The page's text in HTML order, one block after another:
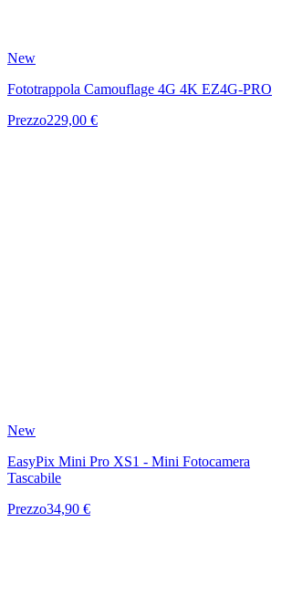
New
Fototrappola Camouflage 4G 4K EZ4G-PRO
Prezzo229,00 €
New
EasyPix Mini Pro XS1 - Mini Fotocamera
Tascabile
Prezzo34,90 €